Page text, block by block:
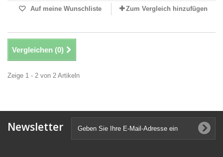
Auf meine Wunschliste Zum Vergleich hinzufügen
Vergleichen (0)
Zeige 1 - 2 von 2 Artikeln
Newsletter